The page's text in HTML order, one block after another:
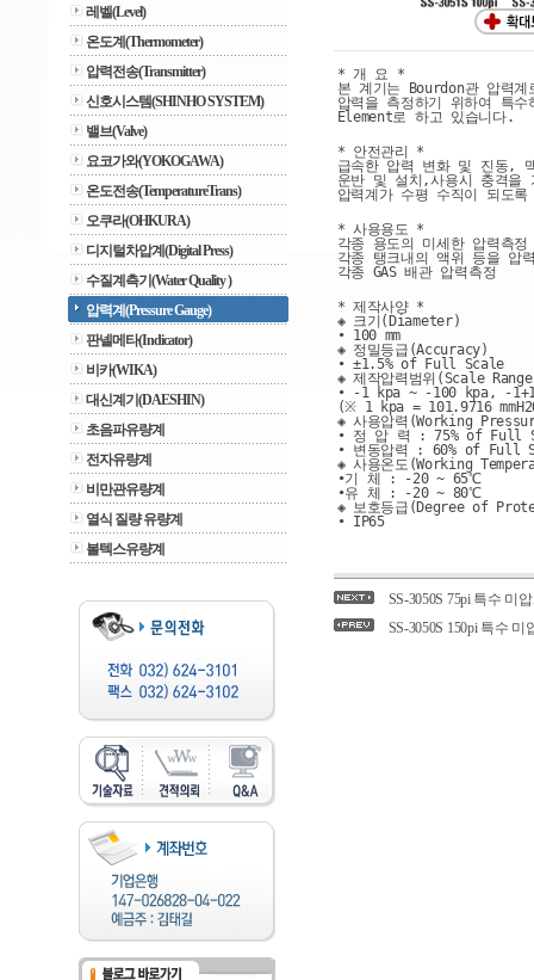
레벨(Level)
온도계(Thermometer)
압력전송(Transmitter)
신호시스템(SHINHO SYSTEM)
밸브(Valve)
요코가와(YOKOGAWA)
온도전송(TemperatureTrans)
오쿠라(OHKURA)
디지털차압계(Digital Press)
수질계측기(Water Quality )
압력계(Pressure Gauge)
판넬메타(Indicator)
비카(WIKA)
대신계기(DAESHIN)
초음파유량계
전자유량계
비만관유량계
열식 질량 유량계
볼텍스유량계
* 개 요 *
본 계기는 Bourdon관 압력
압력을 측정하기 위하여 특수
Element로 하고 있습니다.
* 안전관리 *
급속한 압력 변화 및 진동,
운반 및 설치,사용시 충격을
압력계가 수평 수직이 되도
* 사용용도 *
각종 용도의 미세한 압력측정
각종 탱크내의 액위 등을 압
각종 GAS 배관 압력측정
* 제작사양 *
◈ 크기(Diameter)
• 100 mm
◈ 정밀등급(Accuracy)
• ±1.5% of Full Scale
◈ 제작압력범위(Scale
• -1 kpa ~ -100 kpa, -
(※ 1 kpa = 101.9716
◈ 사용압력(Working
• 정 압 력 : 75% of Full
• 변동압력 : 60% of Full
◈ 사용온도(Working
•기 체 : -20 ~ 65℃
•유 체 : -20 ~ 80℃
◈ 보호등급(Degree of
• IP65
SS-3050S 75pi 특수 미압
SS-3050S 150pi 특수 미